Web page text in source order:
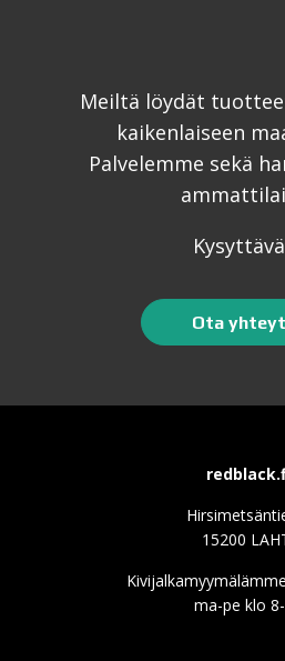
Meiltä löydät
kaikenlaiseen
Palvelemme sekä
Ota
15200
ma-pe klo